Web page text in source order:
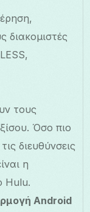
διακομιστές
τους
Όσο πιο
διευθύνσεις
η
Hulu.
Android